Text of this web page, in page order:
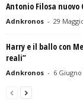
Antonio Filosa nuovo
Adnkronos - 29
Harry e il ballo con
reali”
Adnkronos - 6 Giugno